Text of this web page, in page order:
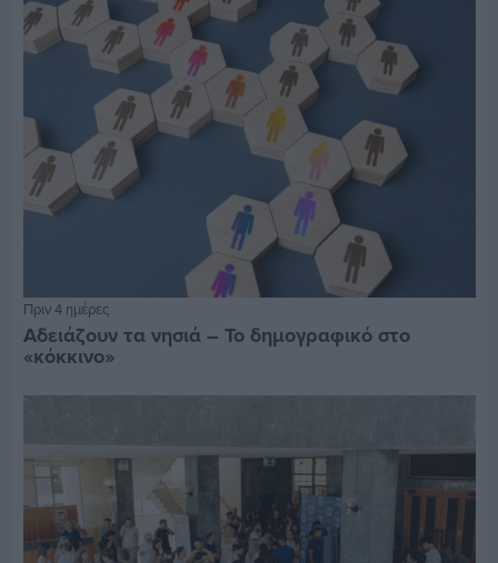
Πριν 4 ημέρες
Αδειάζουν τα νησιά – Το δημογραφικό στο
«κόκκινο»